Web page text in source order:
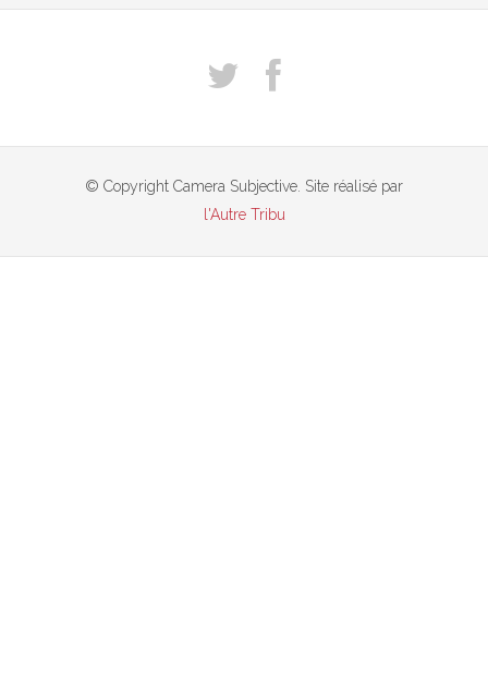
© Copyright Camera Subjective. Site réalisé par
l'Autre Tribu